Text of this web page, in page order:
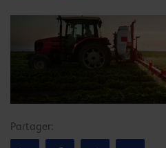
Partager: